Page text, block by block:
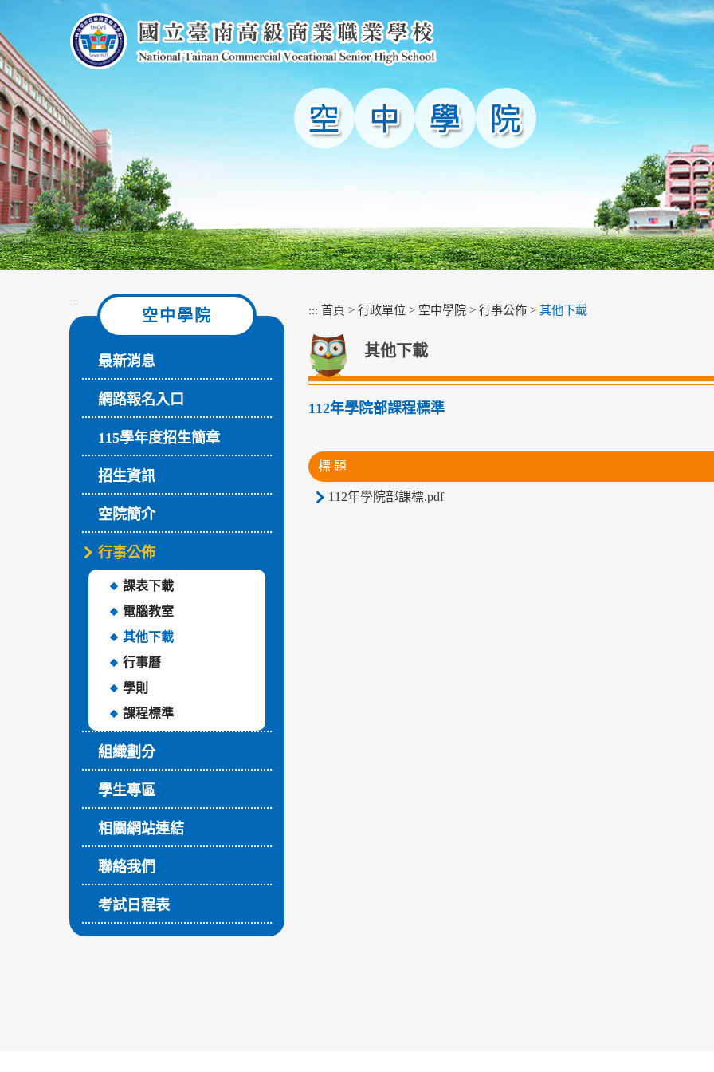
主
要
內
容
區
塊
:::
空中學院
最新消息
網路報名入口
115學年度招生簡章
招生資訊
空院簡介
行事公佈
課表下載
電腦教室
其他下載
行事曆
學則
課程標準
組織劃分
學生專區
相關網站連結
聯絡我們
考試日程表
::: 首頁 > 行政單位 > 空中學院 > 行事公佈 > 其他下載
其他下載
112年學院部課程標準
標 題
112年學院部課標.pdf